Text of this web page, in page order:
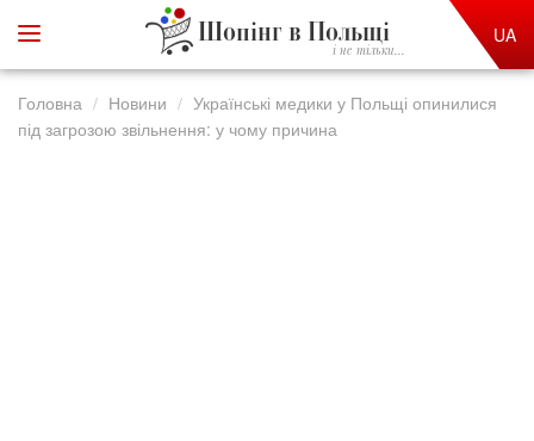
Шопінг в Польщі
і не тільки...
UA
Головна Новини
Українські медики у Польщі опинилися
під загрозою звільнення: у чому причина